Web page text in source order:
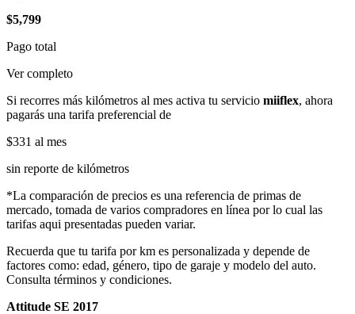
$5,799
Pago total
Ver completo
Si recorres más kilómetros al mes activa tu servicio miiflex, ahora
pagarás una tarifa preferencial de
$331 al mes
sin reporte de kilómetros
*La comparación de precios es una referencia de primas de
mercado, tomada de varios compradores en línea por lo cual las
tarifas aqui presentadas pueden variar.
Recuerda que tu tarifa por km es personalizada y depende de
factores como: edad, género, tipo de garaje y modelo del auto.
Consulta términos y condiciones.
Attitude SE 2017